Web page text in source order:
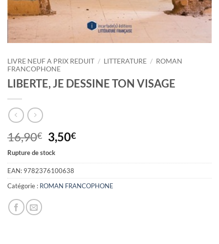
LIVRE NEUF A PRIX REDUIT / LITTERATURE / ROMAN
FRANCOPHONE
LIBERTE, JE DESSINE TON VISAGE
16,90€ Le
prix
initial
était :
16,90€.
3,50€Le
actuel
3,50€.
Rupture de stock
EAN: 9782376100638
Catégorie : ROMAN FRANCOPHONE